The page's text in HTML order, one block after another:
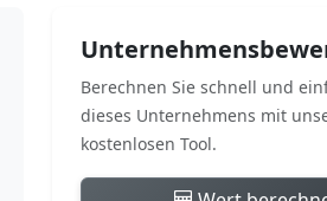
Berechnen Sie schnell und
dieses Unternehmens mit
kostenlosen Tool.